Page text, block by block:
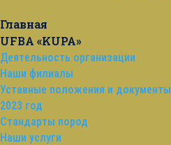
Главная
UFBA «KUPA»
Деятельность организации
Наши филиалы
Уставные положения и документы
2023 год
Стандарты пород
Наши услуги